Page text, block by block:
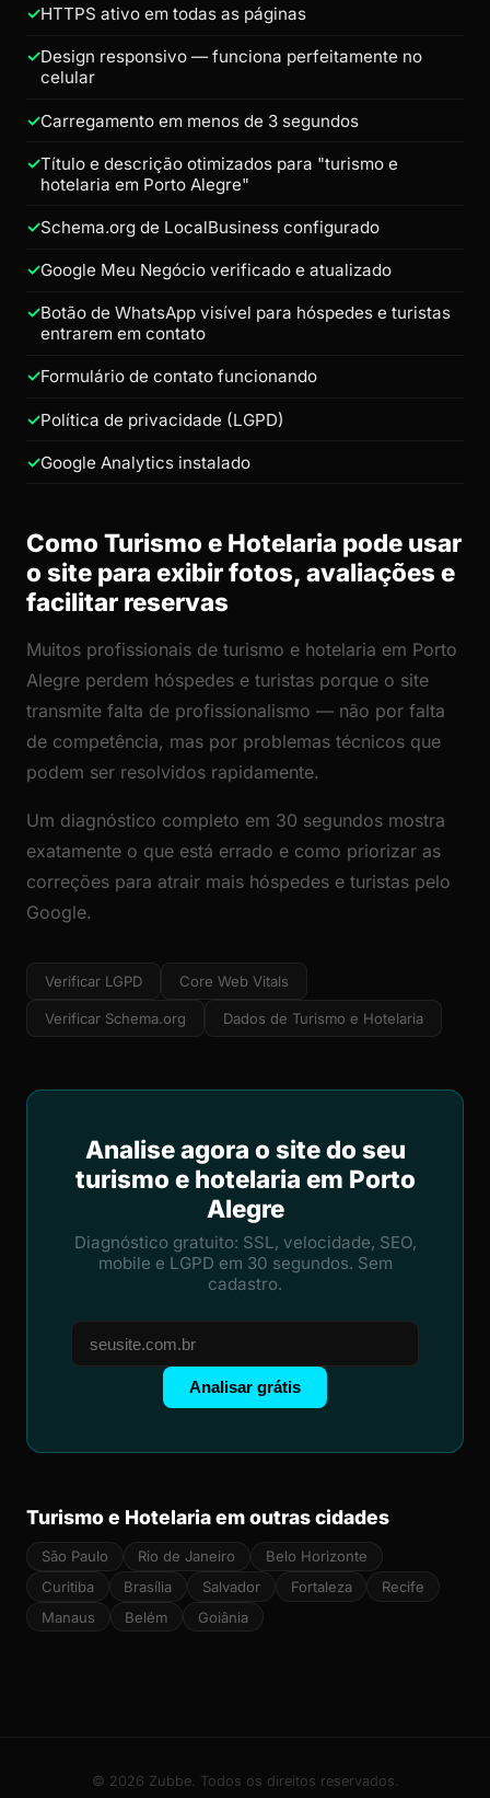
HTTPS ativo em todas as páginas
Design responsivo — funciona perfeitamente no
celular
Carregamento em menos de 3 segundos
Título e descrição otimizados para "turismo e
hotelaria em Porto Alegre"
Schema.org de LocalBusiness configurado
Google Meu Negócio verificado e atualizado
Botão de WhatsApp visível para hóspedes e turistas
entrarem em contato
Formulário de contato funcionando
Política de privacidade (LGPD)
Google Analytics instalado
Como Turismo e Hotelaria pode usar
o site para exibir fotos, avaliações e
facilitar reservas
Muitos profissionais de turismo e hotelaria em Porto
Alegre perdem hóspedes e turistas porque o site
transmite falta de profissionalismo — não por falta
de competência, mas por problemas técnicos que
podem ser resolvidos rapidamente.
Um diagnóstico completo em 30 segundos mostra
exatamente o que está errado e como priorizar as
correções para atrair mais hóspedes e turistas pelo
Google.
Verificar LGPD Core Web Vitals
Verificar Schema.org Dados de Turismo e Hotelaria
Analise agora o site do seu
turismo e hotelaria em Porto
Alegre
Diagnóstico gratuito: SSL, velocidade, SEO,
mobile e LGPD em 30 segundos. Sem
cadastro.
Analisar grátis
Turismo e Hotelaria em outras cidades
São Paulo Rio de Janeiro
Belo Horizonte
Curitiba
Brasília Salvador Fortaleza
Recife
Manaus
Belém Goiânia
© 2026 Zubbe. Todos os direitos reservados.